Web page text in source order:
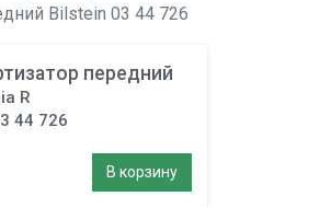
Bilstein 03 44 726
передний
R
44 726
В корзину